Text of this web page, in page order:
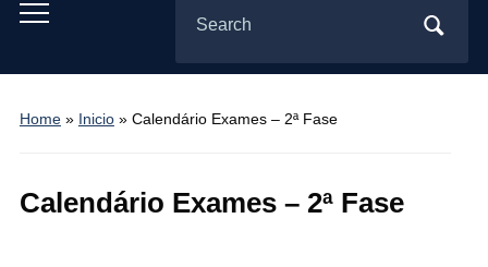
Toggle
menu
for:
Home» Inicio» Calendário Exames – 2ª Fase
Calendário Exames – 2ª Fase